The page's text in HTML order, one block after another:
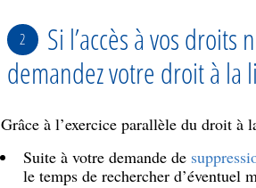
Si l’accès à vos
demandez votre droit à
Grâce à l’exercice parallèle du droit
Suite à votre demande de
le temps de rechercher d’éventuel